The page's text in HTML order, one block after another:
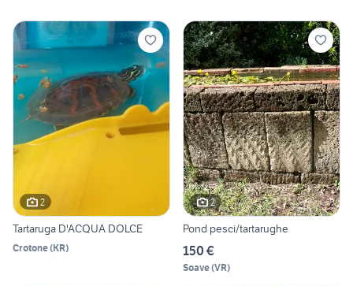
2
Tartaruga D'ACQUA DOLCE
Crotone(KR)
2
Pond pesci/tartarughe
150 €
Soave(VR)